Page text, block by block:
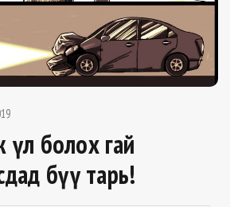
үл болох гай
бүү тарь!